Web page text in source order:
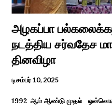
அழகப்பா
நடத்திய சர்வதேச
தினவிழா
டிசம்பர் 10, 2025
1992-ஆம் ஆண்டு முதல்